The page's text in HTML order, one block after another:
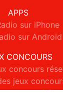
APPS
sur iPhone
sur Android
CONCOURS
concours
jeux